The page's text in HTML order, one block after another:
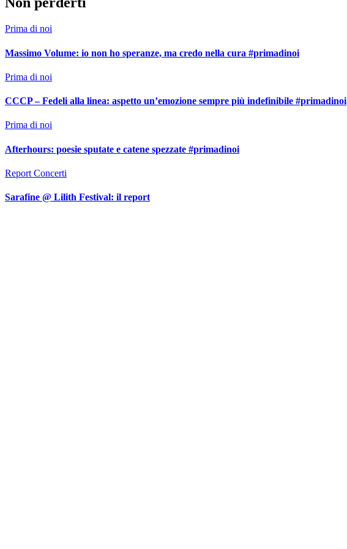
Prima di noi
Massimo Volume: io non ho speranze, ma credo nella cura #primadinoi
Prima di noi
CCCP – Fedeli alla linea: aspetto un’emozione sempre più indefinibile #primadinoi
Prima di noi
Afterhours: poesie sputate e catene spezzate #primadinoi
Report Concerti
Sarafine @ Lilith Festival: il report